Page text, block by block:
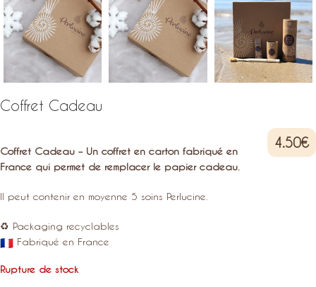
Coffret Cadeau
4.50€
Coffret Cadeau – Un coffret en carton fabriqué en
France qui permet de remplacer le papier cadeau.
Il peut contenir en moyenne 5 soins Perlucine.
♻️ Packaging recyclables
Fabriqué en France
Rupture de stock